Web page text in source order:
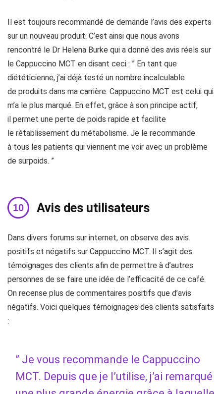
Il est toujours recommandé de demande l’avis des experts
sur un nouveau produit. C’est ainsi que nous avons
rencontré le Dr Helena Burke qui a donné des avis réels sur
le Cappuccino MCT en disant ceci : ” En tant que
diététicienne, j’ai déjà testé un nombre incalculable
de produits dans ma carrière. Cappuccino MCT est celui qui
m’a le plus marqué. En effet, grâce à son principe actif,
il permet une perte de poids rapide et facilite
le rétablissement du métabolisme. Je le recommande
à tous les patients qui viennent me voir avec un problème
de surpoids. ”
Avis des utilisateurs
Dans divers forums sur internet, on observe des avis
positifs et négatifs sur Cappuccino MCT. Il s’agit des
témoignages des clients afin de permettre à d’autres
personnes de se faire une idée de l’efficacité de ce café.
On recense plus de commentaires positifs que d’avis
négatifs. Voici quelques témoignages des clients satisfaits
:
” Je vous recommande le Cappuccino
MCT. Depuis que je l’utilise, j’ai remarqué